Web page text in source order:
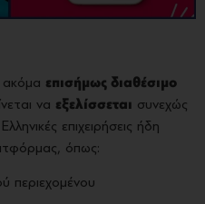
ακόμα επισήμως διαθέσιμο
να εξελίσσεται συνεχώς
επιχειρήσεις ήδη
όπως:
περιεχομένου